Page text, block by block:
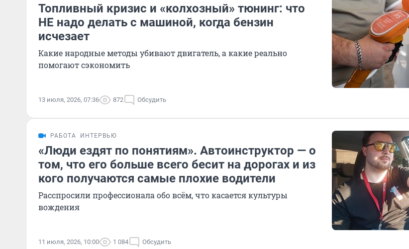
Топливный кризис и «колхозный» тюнинг: что
НЕ надо делать с машиной, когда бензин
исчезает
Какие народные методы убивают двигатель, а какие реально
помогают сэкономить
13 июля, 2026, 07:36 872 Обсудить
РАБОТА ИНТЕРВЬЮ
«Люди ездят по понятиям». Автоинструктор — о
том, что его больше всего бесит на дорогах и из
кого получаются самые плохие водители
Расспросили профессионала обо всём, что касается культуры
вождения
11 июля, 2026, 10:00 1 084 Обсудить